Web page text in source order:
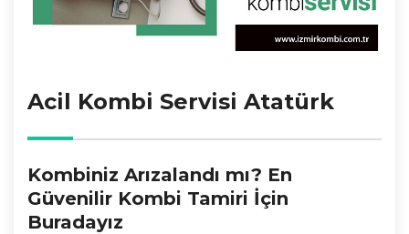
Acil Kombi Servisi Atatürk
Kombiniz Arızalandı mı? En
Güvenilir Kombi Tamiri İçin
Buradayız